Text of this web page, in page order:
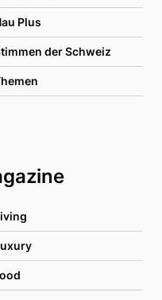
Plus
der Schweiz